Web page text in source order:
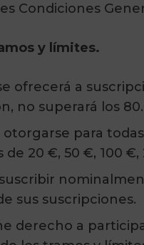
Condiciones
y límites.
ofrecerá a
no superará los
para
20 €, 50 €, 100 €,
sus suscripciones.
derecho a